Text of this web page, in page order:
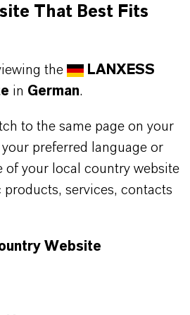
bieten
That Best Fits
the
LANXESS
in German.
to the same page on your
preferred language or
of your local country website
services, contacts
Website